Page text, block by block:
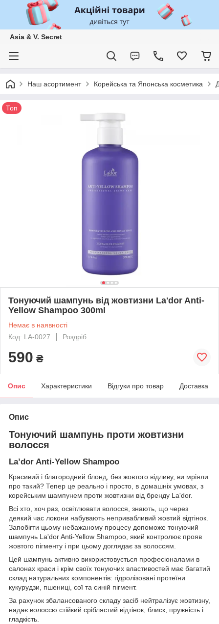
Asia & V. Secret
Наш асортимент Корейська та Японська косметика
Топ
Тонуючий шампунь від жовтизни La'dor Anti-
Yellow Shampoo 300ml
Немає в наявності
Код: LA-0027
Роздріб
590 ₴
Опис Характеристики Відгуки про товар Доставка
Опис
Тонуючий шампунь проти жовтизни
волосся
La’dor Anti-Yellow Shampoo
Красивий і благородний блонд, без жовтого відливу, ви мріяли
про такий? Тепер це реально і просто, в домашніх умовах, з
корейським шампунем проти жовтизни від бренду La'dor.
Всі хто, хоч раз, освітлювати волосся, знають, що через
деякий час локони набувають непривабливий жовтий відтінок.
Запобігти цьому небажаному процесу допоможе тонуючий
шампунь La'dor Anti-Yellow Shampoo, який контролює прояв
жовтого пігменту і при цьому доглядає за волоссям.
Цей шампунь активно використовується професіоналами в
салонах краси і крім своїх тонуючих властивостей має багатий
склад натуральних компонентів: гідролізовані протеїни
кукурудзи, пшениці, сої та синій пігмент.
За рахунок збалансованого складу засіб нейтралізує жовтизну,
надає волоссю стійкий сріблястий відтінок, блиск, пружність і
гладкість.